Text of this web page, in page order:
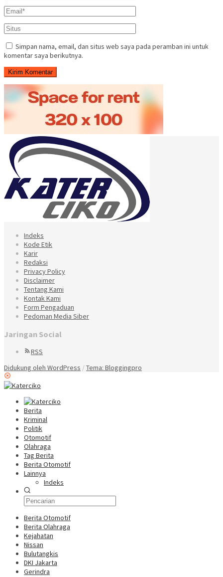
Simpan nama, email, dan situs web saya pada peramban ini untuk
komentar saya berikutnya.
Indeks
Kode Etik
Karir
Redaksi
Privacy Policy
Disclaimer
Tentang Kami
Kontak Kami
Form Pengaduan
Pedoman Media Siber
Jaringan Social
RSS
Didukung oleh WordPress /Tema: Bloggingpro
Berita
Kriminal
Politik
Otomotif
Olahraga
Tag Berita
Berita Otomotif
Lainnya
Indeks
Berita Otomotif
Berita Olahraga
Kejahatan
Nissan
Bulutangkis
DKI Jakarta
Gerindra